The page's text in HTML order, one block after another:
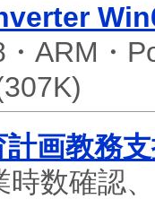
ARM・
画教務
時数確認